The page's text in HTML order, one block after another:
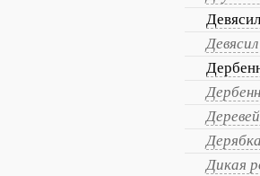
Дерябка
Дикая